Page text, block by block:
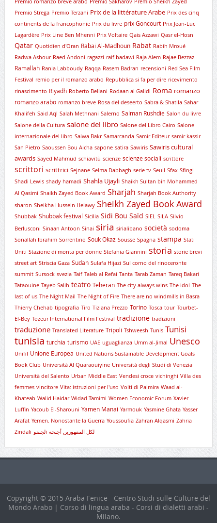
Premio romanzo breve arabo Premio Sakharov Premio Sheikh Zayed
Premio Strega Premio Terzani Prix de la littérature Arabe Prix des cinq
continents de la francophonie Prix du livre prix Goncourt Prix Jean-Luc
Lagardère Prix Line Ben Mhenni Prix Voltaire Qais Azzawi Qasr el-Hosn
Qatar Quotidien d'Oran Rabai Al-Madhoun Rabat Rabih Mroué
Radwa Ashour Raed Andoni ragazzi raif badawi Raja Alem Rajae Bezzaz
Ramallah Rania Labboudy Raqqa Rasem Badran recensioni Red Sea Film
Festival remio per il romanzo arabo Repubblica si fa per dire ricevimento
rinascimento Riyadh Roberto Bellani Rodaan al Galidi Roma romanzo
romanzo arabo romanzo breve Rosa del deseerto Sabra & Shatila Sahar
Khalifeh Said Aql Salah Methnani Salerno Salman Rushdie Salon du livre
Salone della Cultura salone del libro Salone del Libro Cairo Salone
internazionale del libro Salwa Bakr Samarcanda Samir Editeur samir kassir
San Pietro Saoussen Bou Aicha sapone satira Sawiris Sawiris cultural
awards Sayed Mahmud schiavitù scienze scienze sociali scrittore
scrittori scrittrici Sejnane Selma Dabbagh serie tv Seuil Sfax Sfingi
Shadi Lewis shady hamadi Shahla Ujayli Shaikh Sultan bin Mohammed
Al Qasimi Shaikh Zayed Book Award Sharjah Sharjah Book Authority
sharon Sheikha Hussein Helawy Sheikh Zayed Book Award
Shubbak Shubbak festival Sicilia Sidi Bou Saïd SIEL SILA Silvio
Berlusconi Sinaan Antoon Sinai siria sirialibano società sodoma
Sonallah Ibrahim Sorrentino Souk Okaz Sousse Spagna stampa Stati
Uniti Stazione di monta per donne Stefania Giannini storia storie brevi
street art Striscia Gaza Sudan Sulafa Hijazi Sul corno del rinoceronte
summit Sursock svezia Taif Taleb al Refai Tanta Tarab Zaman Tareq Bakari
Tataouine Tayeb Salih teatro Teheran The city always wins The idol The
last of us The Night Mail The Night of Fire There are no windmills in Basra
Thierry Chehab tipografia Tiro Tiziana Prezzo Torino Tosca tour Tourbet-
El-Bey Tozeur International Film Festival tradizione tradizioni
traduzione Translated Literature Tripoli Tshweesh Tunis Tunisi
tunisia turchia turismo UAE uguaglianza Umm al-Jimal Unesco
Unifil Unione Europea United Nations Sustainable Development Goals
Book Club Università Al Quaraouiyine Università degli Studi di Venezia
Università del Salento Urban Middle East Vendesi croce vichinghi Villa des
femmes vincitore Vita: istruzioni per l'uso Volti di Palmira Waad al-
Khateab Walid Haidar Widad Tamimi Women Economic Forum Xavier
Luffin Yacoub El-Sharouni Yamen Manai Yarmouk Yasmine Ghata Yasser
Arafat Yemen. Nonostante la Guerra Youssoufia Zahran Alqasmi Zahria
Zindali
لجنقوi لكل المقهورين أجنحة
Copyright © 2015 Araba Fenice - Centro Studi sulle Culture del
Mondo Arabo | Corso di lingua araba - Corsi di dialetti arabi -
Milano.